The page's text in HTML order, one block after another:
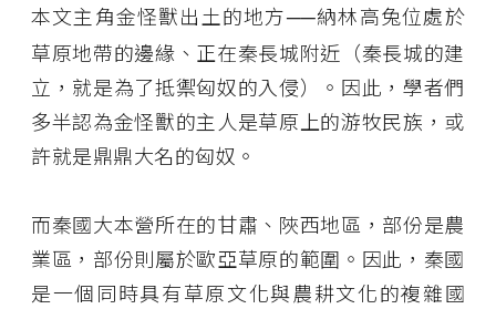
本文主角金怪獸出土的地方──納林高兔位處於
草原地帶的邊緣、正在秦長城附近（秦長城的建
立，就是為了抵禦匈奴的入侵）。因此，學者們
多半認為金怪獸的主人是草原上的游牧民族，或
許就是鼎鼎大名的匈奴。
而秦國大本營所在的甘肅、陜西地區，部份是農
業區，部份則屬於歐亞草原的範圍。因此，秦國
是一個同時具有草原文化與農耕文化的複雜國